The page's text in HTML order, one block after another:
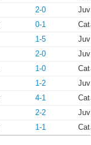
2-0
0-1
1-5
2-0
1-0
1-2
4-1
2-2
1-1